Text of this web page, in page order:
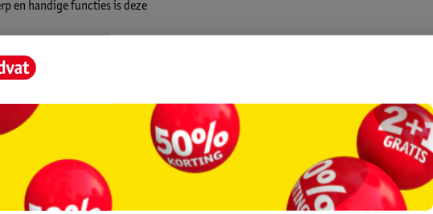
en handige functies is deze
om ervoor te zorgen dat je kindje
blijft de stoel stevig op zijn plaats
kunnen zitten en heeft een maximale
kan zitten.